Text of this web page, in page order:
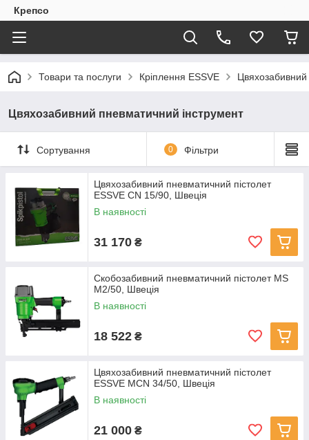
Крепсо
Товари та послуги Кріплення ESSVE
Цвяхозабивний пневматичний інструмент
Сортування 0 Фільтри
Цвяхозабивний пневматичний пістолет
ESSVE CN 15/90, Швеція
В наявності
31 170 ₴
Скобозабивний пневматичний пістолет MS
M2/50, Швеція
В наявності
18 522 ₴
Цвяхозабивний пневматичний пістолет
ESSVE MCN 34/50, Швеція
В наявності
21 000 ₴